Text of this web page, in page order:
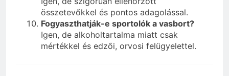
összetevőkkel és pontos adagolással.
Fogyaszthatják-e sportolók a vasbort?
Igen, de alkoholtartalma miatt csak
mértékkel és edzői, orvosi felügyelettel.